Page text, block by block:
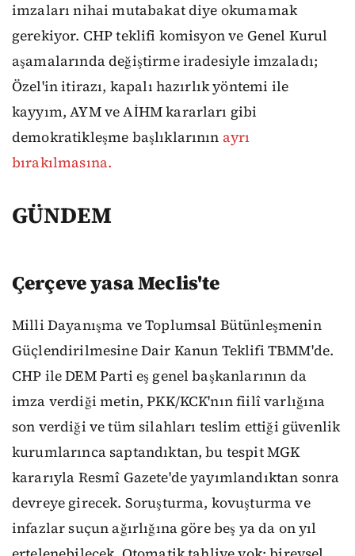
imzaları nihai mutabakat diye okumamak
gerekiyor. CHP teklifi komisyon ve Genel Kurul
aşamalarında değiştirme iradesiyle imzaladı;
Özel'in itirazı, kapalı hazırlık yöntemi ile
kayyım, AYM ve AİHM kararları gibi
demokratikleşme başlıklarının ayrı
bırakılmasına.
GÜNDEM
Çerçeve yasa Meclis'te
Milli Dayanışma ve Toplumsal Bütünleşmenin
Güçlendirilmesine Dair Kanun Teklifi TBMM'de.
CHP ile DEM Parti eş genel başkanlarının da
imza verdiği metin, PKK/KCK'nın fiilî varlığına
son verdiği ve tüm silahları teslim ettiği güvenlik
kurumlarınca saptandıktan, bu tespit MGK
kararıyla Resmî Gazete'de yayımlandıktan sonra
devreye girecek. Soruşturma, kovuşturma ve
infazlar suçun ağırlığına göre beş ya da on yıl